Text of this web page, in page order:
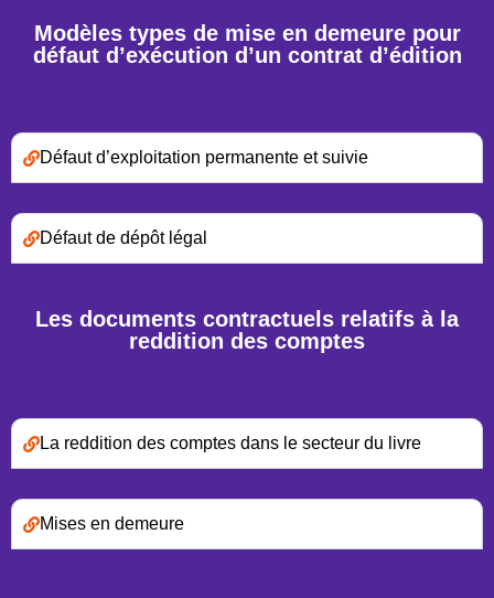
Modèles types de mise en demeure pour
défaut d’exécution d’un contrat d’édition
Défaut d’exploitation permanente et suivie
Défaut de dépôt légal
Les documents contractuels relatifs à la
reddition des comptes
La reddition des comptes dans le secteur du livre
Mises en demeure